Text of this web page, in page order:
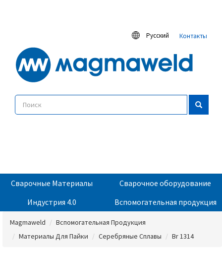
Русский Контакты
Сварочные Материалы
Сварочное оборудование
Индустрия 4.0
Вспомогательная продукция
Magmaweld
Вспомогательная Продукция
Материалы Для Пайки
Серебряные Сплавы Br 1314